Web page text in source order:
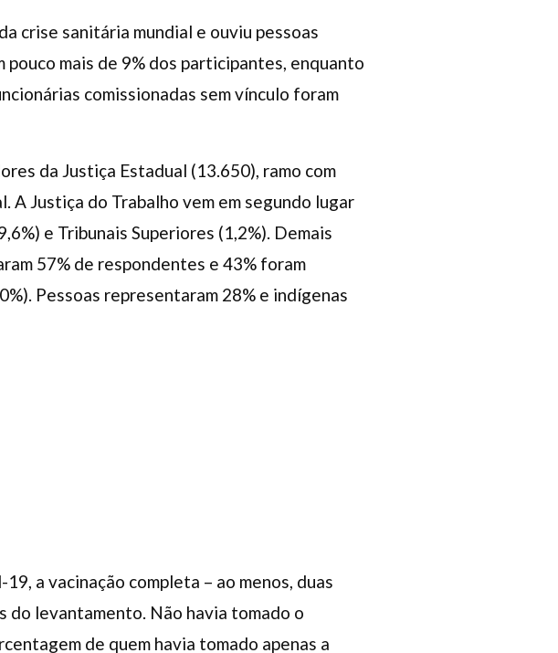
crise sanitária mundial e ouviu pessoas
mais de 9% dos participantes, enquanto
comissionadas sem vínculo foram
da Justiça Estadual (13.650), ramo com
Justiça do Trabalho vem em segundo lugar
e Tribunais Superiores (1,2%). Demais
57% de respondentes e 43% foram
Pessoas representaram 28% e indígenas
a vacinação completa – ao menos, duas
do levantamento. Não havia tomado o
de quem havia tomado apenas a